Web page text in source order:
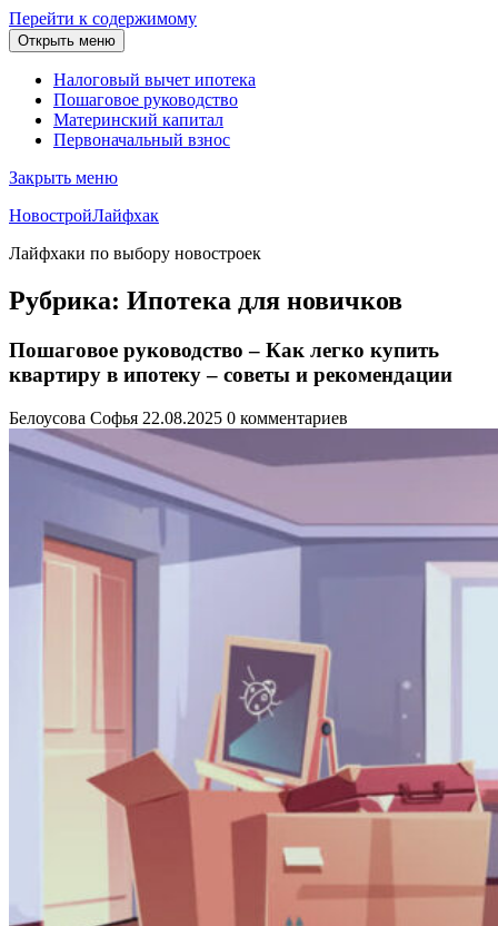
Перейти к содержимому
Открыть меню
Налоговый вычет ипотека
Пошаговое руководство
Материнский капитал
Первоначальный взнос
Закрыть меню
НовостройЛайфхак
Лайфхаки по выбору новостроек
Рубрика: Ипотека для новичков
Пошаговое руководство – Как легко купить
квартиру в ипотеку – советы и рекомендации
Белоусова Софья 22.08.2025 0 комментариев